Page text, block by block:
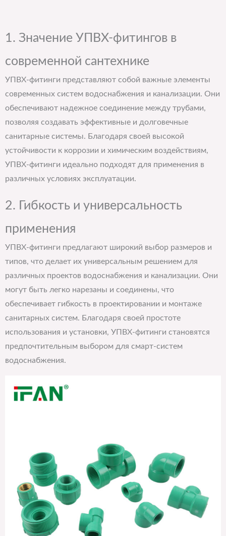
1. Значение УПВХ-фитингов в
современной сантехнике
УПВХ-фитинги представляют собой важные элементы
современных систем водоснабжения и канализации. Они
обеспечивают надежное соединение между трубами,
позволяя создавать эффективные и долговечные
санитарные системы. Благодаря своей высокой
устойчивости к коррозии и химическим воздействиям,
УПВХ-фитинги идеально подходят для применения в
различных условиях эксплуатации.
2. Гибкость и универсальность
применения
УПВХ-фитинги предлагают широкий выбор размеров и
типов, что делает их универсальным решением для
различных проектов водоснабжения и канализации. Они
могут быть легко нарезаны и соединены, что
обеспечивает гибкость в проектировании и монтаже
санитарных систем. Благодаря своей простоте
использования и установки, УПВХ-фитинги становятся
предпочтительным выбором для смарт-систем
водоснабжения.